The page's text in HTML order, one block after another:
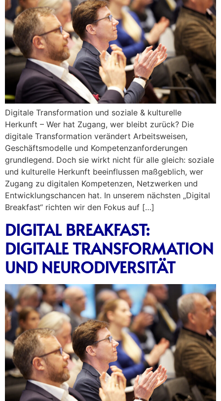
Digitale Transformation und soziale & kulturelle
Herkunft – Wer hat Zugang, wer bleibt zurück? Die
digitale Transformation verändert Arbeitsweisen,
Geschäftsmodelle und Kompetenzanforderungen
grundlegend. Doch sie wirkt nicht für alle gleich: soziale
und kulturelle Herkunft beeinflussen maßgeblich, wer
Zugang zu digitalen Kompetenzen, Netzwerken und
Entwicklungschancen hat. In unserem nächsten „Digital
Breakfast“ richten wir den Fokus auf […]
DIGITAL BREAKFAST:
DIGITALE TRANSFORMATION
UND NEURODIVERSITÄT